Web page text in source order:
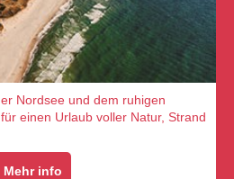
Nordsee und dem ruhigen
einen Urlaub voller Natur, Strand
Mehr info